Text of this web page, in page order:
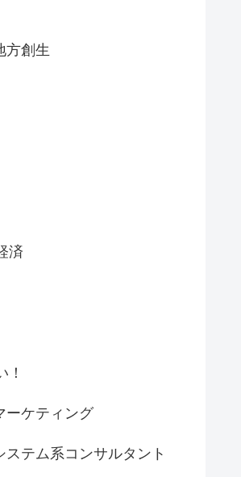
方創生
済
！
ーケティング
ステム系コンサルタント